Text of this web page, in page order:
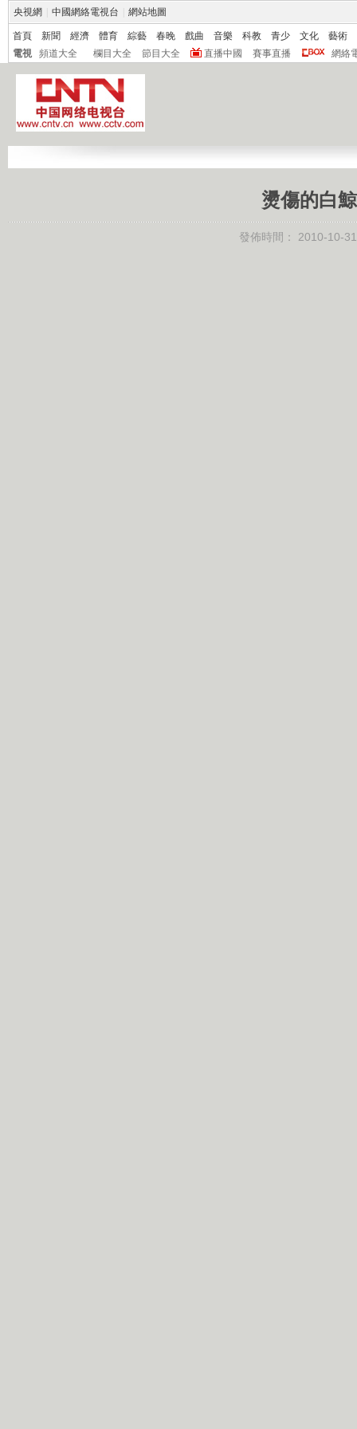
央視網 中國網絡電視台 網站地圖
首頁 新聞 經濟 體育 綜藝 春晚 戲曲 音樂 科教 青少 文化
藝術
電視
頻道大全 欄目大全 節目大全 直播中國 賽事直播 網絡
燙傷的白
發佈時間： 2010-10-